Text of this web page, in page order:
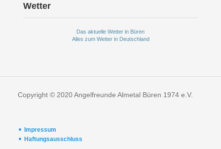
Wetter
Das aktuelle Wetter in Büren
Alles zum Wetter in Deutschland
Copyright © 2020 Angelfreunde Almetal Büren 1974 e.V.
Impressum
Haftungsausschluss